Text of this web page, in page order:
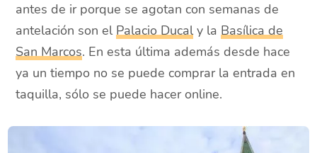
antes de ir porque se agotan con semanas de
antelación son elPalacio Ducaly laBasílica de
San Marcos. En esta última además desde hace
ya un tiempo no se puede comprar la entrada en
taquilla, sólo se puede hacer online.